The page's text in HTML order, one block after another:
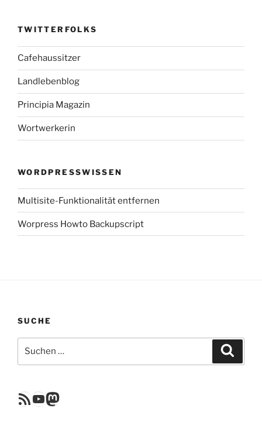
TWITTERFOLKS
Cafehaussitzer
Landlebenblog
Principia Magazin
Wortwerkerin
WORDPRESSWISSEN
Multisite-Funktionalität entfernen
Worpress Howto Backupscript
SUCHE
nach:
RSS FeedYouTube
Mastodon